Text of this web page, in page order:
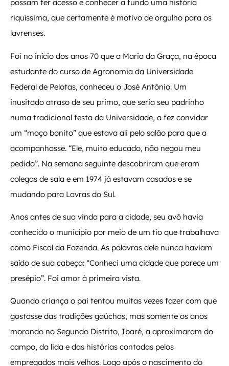
possam ter acesso e conhecer a fundo uma história
riquíssima, que certamente é motivo de orgulho para os
lavrenses.
Foi no início dos anos 70 que a Maria da Graça, na época
estudante do curso de Agronomia da Universidade
Federal de Pelotas, conheceu o José Antônio. Um
inusitado atraso de seu primo, que seria seu padrinho
numa tradicional festa da Universidade, a fez convidar
um “moço bonito” que estava ali pelo salão para que a
acompanhasse. “Ele, muito educado, não negou meu
pedido”. Na semana seguinte descobriram que eram
colegas de sala e em 1974 já estavam casados e se
mudando para Lavras do Sul.
Anos antes de sua vinda para a cidade, seu avô havia
conhecido o município por meio de um tio que trabalhava
como Fiscal da Fazenda. As palavras dele nunca haviam
saído de sua cabeça: “Conheci uma cidade que parece um
presépio”. Foi amor à primeira vista.
Quando criança o pai tentou muitas vezes fazer com que
gostasse das tradições gaúchas, mas somente os anos
morando no Segundo Distrito, Ibaré, a aproximaram do
campo, da lida e das histórias contadas pelos
empregados mais velhos. Logo após o nascimento do